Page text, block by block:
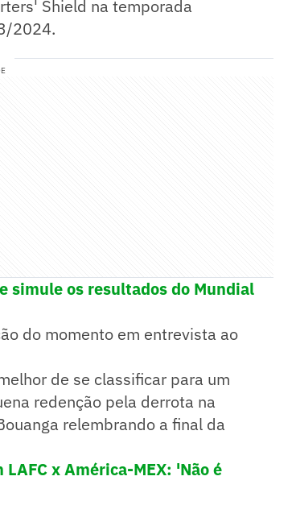
Shield na temporada
2024.
simule os resultados do Mundial
do momento em entrevista ao
de se classificar para um
redenção pela derrota na
relembrando a final da
x América-MEX: 'Não é